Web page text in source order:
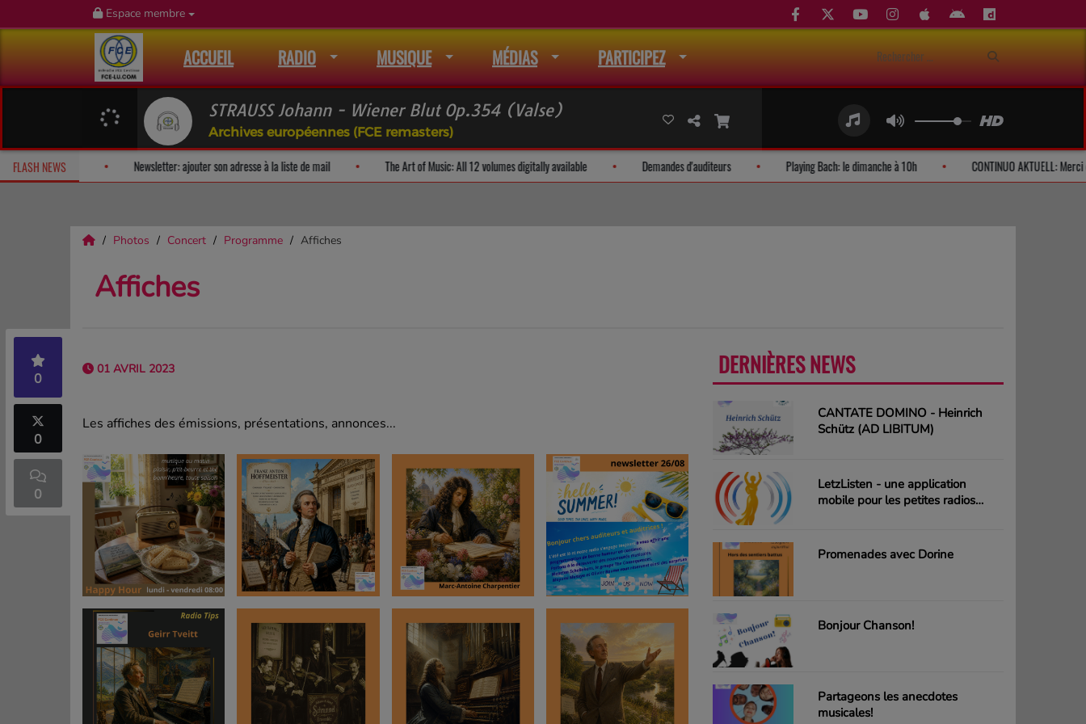
Espace membre
ACCUEIL RADIO MUSIQUE MÉDIAS PARTICIPEZ
STRAUSS Johann - Wiener Blut Op.354 (Valse)
Archives européennes (FCE remasters)
FLASH NEWSFan Releases & Merch Newsletter: ajouter son adresse à la liste de mail The Art of Music: All 12 volumes digitally available Demandes d'auditeurs Playing Bach: le dimanche à 10h
Photos Concert Programme Affiches
Affiches
0
0
0
01 AVRIL 2023
Les affiches des émissions, présentations, annonces...
DERNIÈRES NEWS
CANTATE DOMINO - Heinrich
Schütz (AD LIBITUM)
LetzListen - une application
mobile pour les petites radios
Promenades avec Dorine
Bonjour Chanson!
Partageons les anecdotes
musicales!